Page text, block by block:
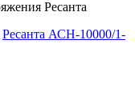
Ресанта АСН-10000/1-